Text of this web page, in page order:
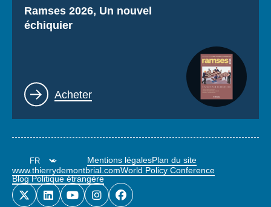
Titre
Ramses 2026, Un nouvel
échiquier
Lien
Acheter
Mentions légalesPlan du site
www.thierrydemontbrial.comWorld Policy Conference
Blog Politique étrangère